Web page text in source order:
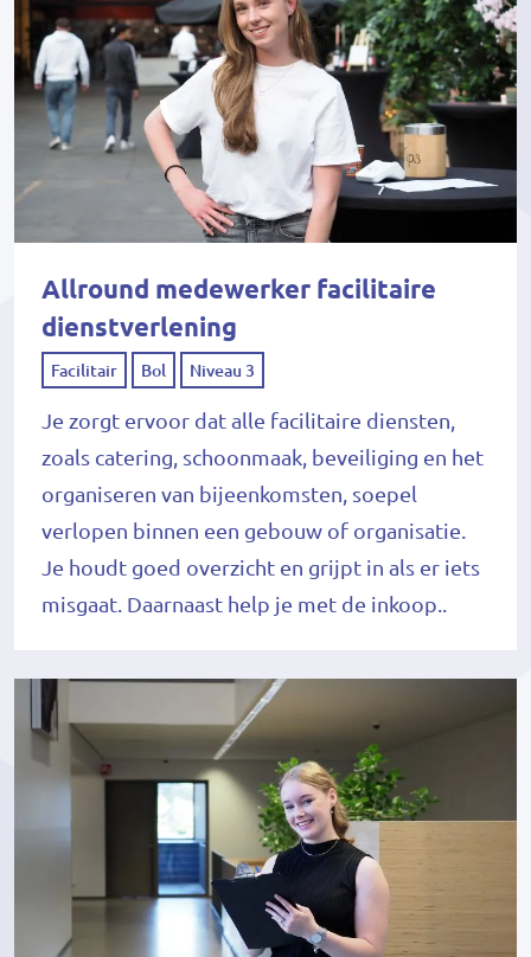
Allround medewerker facilitaire
dienstverlening
Facilitair Bol Niveau 3
Je zorgt ervoor dat alle facilitaire diensten,
zoals catering, schoonmaak, beveiliging en het
organiseren van bijeenkomsten, soepel
verlopen binnen een gebouw of organisatie.
Je houdt goed overzicht en grijpt in als er iets
misgaat. Daarnaast help je met de inkoop..